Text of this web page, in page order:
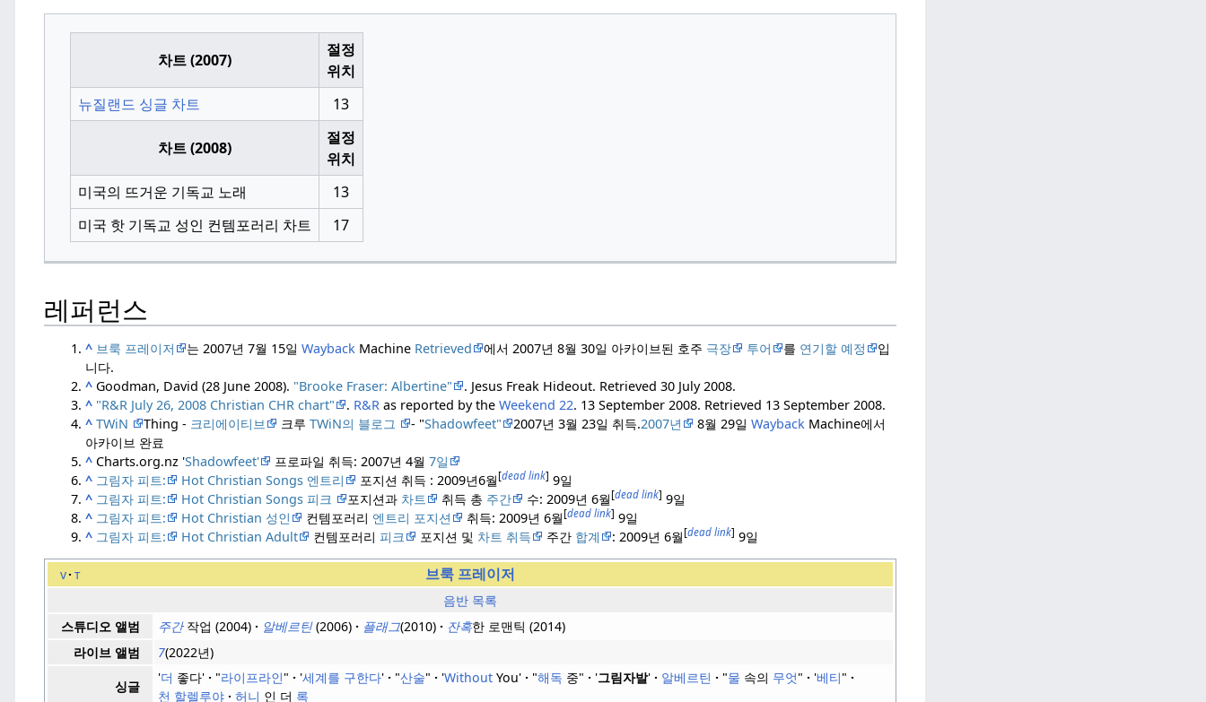
차트 (2007)
절정
위치
뉴질랜드 싱글 차트
13
차트 (2008)
절정
위치
미국의 뜨거운 기독교 노래
13
미국 핫 기독교 성인 컨템포러리 차트
17
레퍼런스
^ 브룩 프레이저 는 2007년 7월 15일Wayback Machine Retrieved 에서 2007년 8월 30일 아카이브된 호주 극장 투어 를 연기할 예정
입
니다.
^ Goodman, David (28 June 2008). "Brooke Fraser: Albertine" . Jesus Freak Hideout. Retrieved30 July2008.
^ "R&R July 26, 2008 Christian CHR chart" . R&R as reported by theWeekend 22. 13 September 2008. Retrieved 13 September 2008.
^ TWiN Thing - 크리에이티브 크루TWiN의 블로그 - "Shadowfeet" 2007년 3월 23일 취득.2007년 8월 29일Wayback Machine에서
아카이브 완료
^ Charts.org.nz 'Shadowfeet' 프로파일 취득: 2007년 4월7일
^ 그림자 피트: Hot Christian Songs 엔트리 포지션 취득 : 2009년6월 [dead link] 9일
^ 그림자 피트: Hot Christian Songs 피크 포지션과 차트 취득 총 주간 수: 2009년 6월 [dead link] 9일
^ 그림자 피트: Hot Christian 성인 컨템포러리 엔트리 포지션 취득: 2009년 6월 [dead link] 9일
^ 그림자 피트: Hot Christian Adult 컨템포러리피크 포지션 및 차트 취득 주간 합계 : 2009년 6월 [dead link] 9일
v t 브룩 프레이저
음반 목록
스튜디오 앨범
주간작업 (2004) 알베르틴(2006) 플래그(2010) 잔혹한 로맨틱 (2014)
라이브 앨범
7(2022년)
싱글
'더 좋다' "라이프라인" '세계를 구한다' "산술" 'WithoutYou' "해독 중" '그림자발' 알베르틴 "물 속의 무엇" '베티"
천 할렐루야
허니 인 더 록